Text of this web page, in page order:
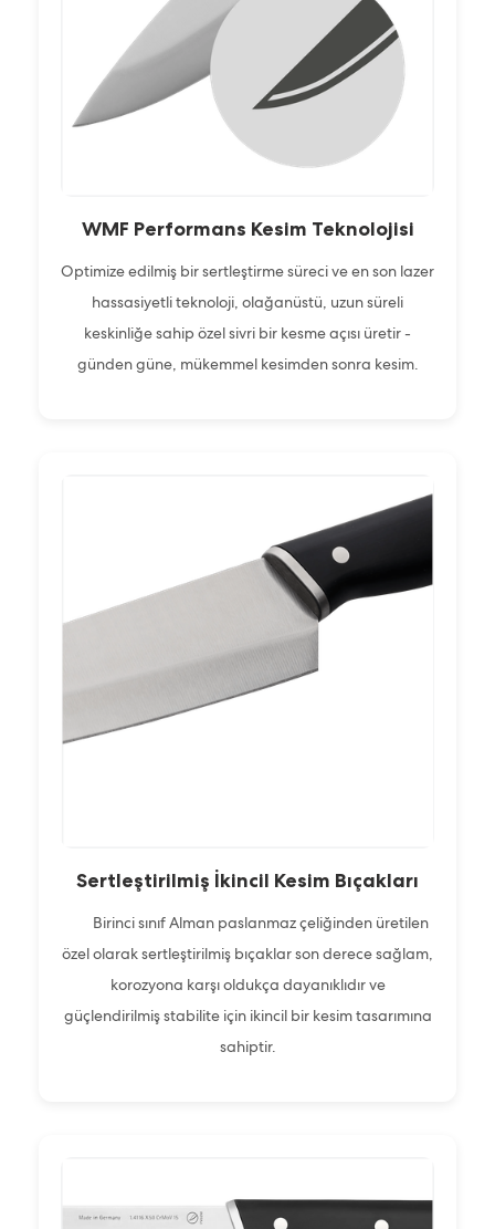
WMF Performans Kesim Teknolojisi
Optimize edilmiş bir sertleştirme süreci ve en son lazer
hassasiyetli teknoloji, olağanüstü, uzun süreli
keskinliğe sahip özel sivri bir kesme açısı üretir -
günden güne, mükemmel kesimden sonra kesim.
Sertleştirilmiş İkincil Kesim Bıçakları
Birinci sınıf Alman paslanmaz çeliğinden üretilen
özel olarak sertleştirilmiş bıçaklar son derece sağlam,
korozyona karşı oldukça dayanıklıdır ve
güçlendirilmiş stabilite için ikincil bir kesim tasarımına
sahiptir.